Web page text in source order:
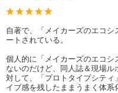
自著で、「メイカーズのエコ
ートされている。
個人的に「メイカーズのエコ
ないのだけど、同人誌＆現場
対して、「プロトタイプシテ
イブ感を残したままうまく体系